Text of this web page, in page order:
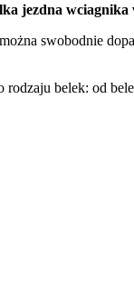
swobodnie
rodzaju belek: od